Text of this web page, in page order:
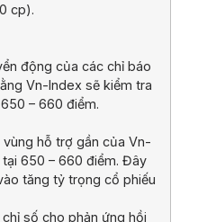
cp).
động của các chỉ báo
Vn-Index sẽ kiểm tra
– 660 điểm.
hỗ trợ gần của Vn-
650 – 660 điểm. Đây
tăng tỷ trọng cổ phiếu
số cho phản ứng hồi